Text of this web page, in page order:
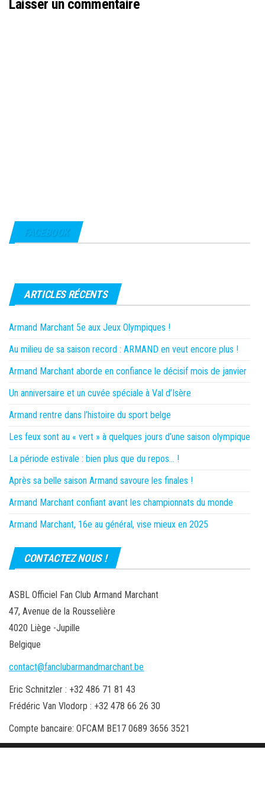
Laisser un commentaire
FACEBOOK
ARTICLES RÉCENTS
Armand Marchant 5e aux Jeux Olympiques !
Au milieu de sa saison record : ARMAND en veut encore plus !
Armand Marchant aborde en confiance le décisif mois de janvier
Un anniversaire et un cuvée spéciale à Val d’Isère
Armand rentre dans l’histoire du sport belge
Les feux sont au « vert » à quelques jours d’une saison olympique
La période estivale : bien plus que du repos… !
Après sa belle saison Armand savoure les finales !
Armand Marchant confiant avant les championnats du monde
Armand Marchant, 16e au général, vise mieux en 2025
CONTACTEZ NOUS !
ASBL Officiel Fan Club Armand Marchant
47, Avenue de la Rousselière
4020 Liège -Jupille
Belgique
contact@fanclubarmandmarchant.be
Eric Schnitzler : +32 486 71 81 43
Frédéric Van Vlodorp : +32 478 66 26 30
Compte bancaire: OFCAM BE17 0689 3656 3521